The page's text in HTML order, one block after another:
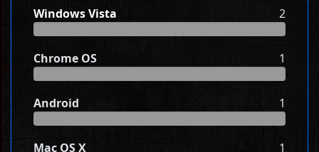
Windows Vista 2
Chrome OS 1
Android 1
Mac OS X 1